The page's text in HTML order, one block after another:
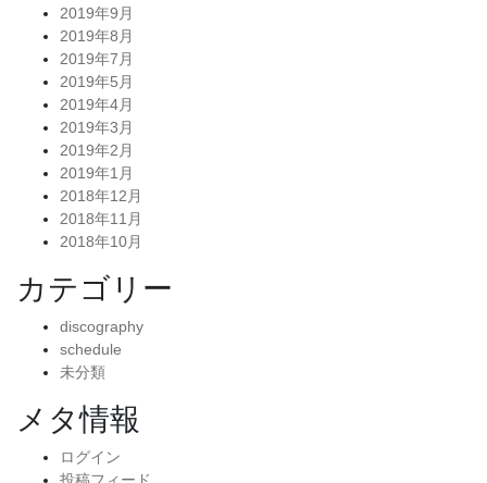
2019年9月
2019年8月
2019年7月
2019年5月
2019年4月
2019年3月
2019年2月
2019年1月
2018年12月
2018年11月
2018年10月
カテゴリー
discography
schedule
未分類
メタ情報
ログイン